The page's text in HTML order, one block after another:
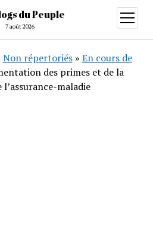
du Peuple
7 août 2026
ouvrir
menu
Non répertoriés» En cours de
des primes et de la
maladie